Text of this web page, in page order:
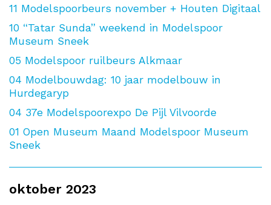
11 Modelspoorbeurs november + Houten Digitaal
10 “Tatar Sunda” weekend in Modelspoor
Museum Sneek
05 Modelspoor ruilbeurs Alkmaar
04 Modelbouwdag: 10 jaar modelbouw in
Hurdegaryp
04 37e Modelspoorexpo De Pijl Vilvoorde
01 Open Museum Maand Modelspoor Museum
Sneek
oktober 2023